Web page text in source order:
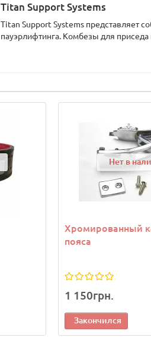
Titan Support Systems
Titan Support Systems представляет
пауэрлифтинга. Комбезы для
Нет в
Хромированный
пояса
1 150грн.
Закончился